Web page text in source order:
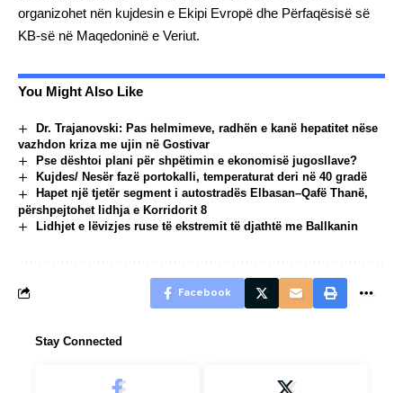
organizohet nën kujdesin e Ekipi Evropë dhe Përfaqësisë së
KB-së në Maqedoninë e Veriut.
You Might Also Like
Dr. Trajanovski: Pas helmimeve, radhën e kanë hepatitet nëse
vazhdon kriza me ujin në Gostivar
Pse dështoi plani për shpëtimin e ekonomisë jugosllave?
Kujdes/ Nesër fazë portokalli, temperaturat deri në 40 gradë
Hapet një tjetër segment i autostradës Elbasan–Qafë Thanë,
përshpejtohet lidhja e Korridorit 8
Lidhjet e lëvizjes ruse të ekstremit të djathtë me Ballkanin
Facebook
Stay Connected